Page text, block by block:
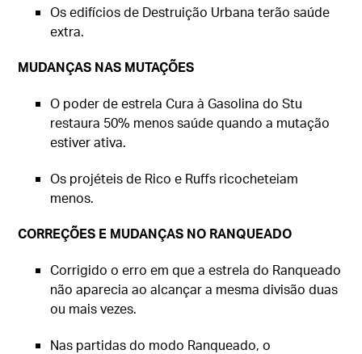
Os edifícios de Destruição Urbana terão saúde
extra.
MUDANÇAS NAS MUTAÇÕES
O poder de estrela Cura à Gasolina do Stu
restaura 50% menos saúde quando a mutação
estiver ativa.
Os projéteis de Rico e Ruffs ricocheteiam
menos.
CORREÇÕES E MUDANÇAS NO RANQUEADO
Corrigido o erro em que a estrela do Ranqueado
não aparecia ao alcançar a mesma divisão duas
ou mais vezes.
Nas partidas do modo Ranqueado, o